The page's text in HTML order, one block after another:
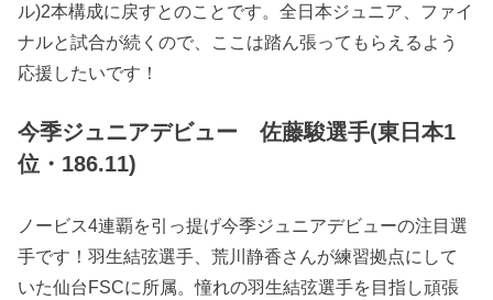
ル)2本構成に戻すとのことです。全日本ジュニア、ファイ
ナルと試合が続くので、ここは踏ん張ってもらえるよう
応援したいです！
今季ジュニアデビュー 佐藤駿選手(東日本1
位・186.11)
ノービス4連覇を引っ提げ今季ジュニアデビューの注目選
手です！羽生結弦選手、荒川静香さんが練習拠点にして
いた仙台FSCに所属。憧れの羽生結弦選手を目指し頑張